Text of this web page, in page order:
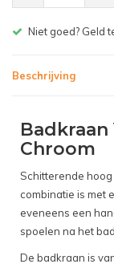
Gratis
Beschrijving
Chroom
Schitterende
combinatie is met
eveneens een
spoelen na het
De badkraan is